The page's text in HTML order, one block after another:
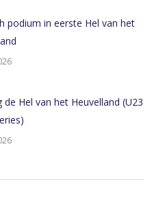
podium in eerste Hel van het
de Hel van het Heuvelland (U23